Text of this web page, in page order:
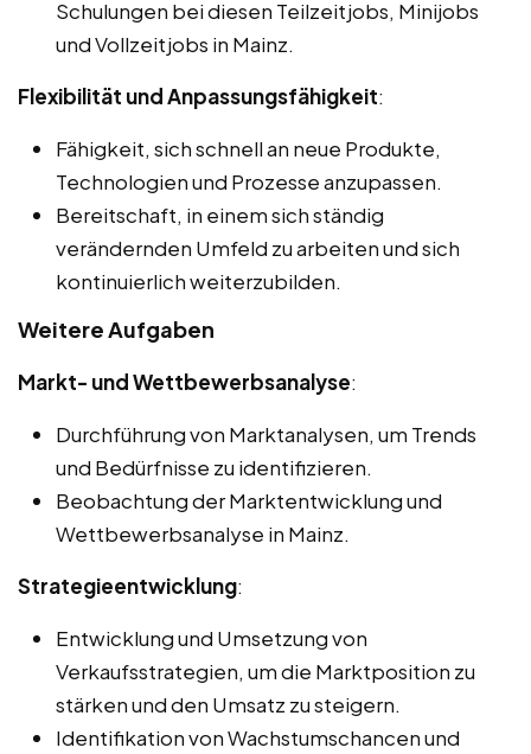
Schulungen bei diesen Teilzeitjobs, Minijobs
und Vollzeitjobs in Mainz.
Flexibilität und Anpassungsfähigkeit:
Fähigkeit, sich schnell an neue Produkte,
Technologien und Prozesse anzupassen.
Bereitschaft, in einem sich ständig
verändernden Umfeld zu arbeiten und sich
kontinuierlich weiterzubilden.
Weitere Aufgaben
Markt- und Wettbewerbsanalyse:
Durchführung von Marktanalysen, um Trends
und Bedürfnisse zu identifizieren.
Beobachtung der Marktentwicklung und
Wettbewerbsanalyse in Mainz.
Strategieentwicklung:
Entwicklung und Umsetzung von
Verkaufsstrategien, um die Marktposition zu
stärken und den Umsatz zu steigern.
Identifikation von Wachstumschancen und